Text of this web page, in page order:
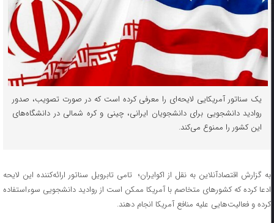
​یک سناتور آمریکایی لایحه‌ای را معرفی کرده است که در صورت تصویب، صدور
روادید دانشجویی برای دانشجویان ایرانی، چینی و کره شمالی در دانشگاه‌های
این کشور را ممنوع می‌کند.
به گزارش اقتصادآنلاین به نقل از اکوایران؛ تامی تابرویل سناتور ارائه‌کننده این لایحه
ادعا کرده که کشور‌های متخاصم با آمریکا ممکن است از روادید دانشجویی سوءاستفاده
کرده و فعالیت‌هایی علیه منافع آمریکا انجام دهند.